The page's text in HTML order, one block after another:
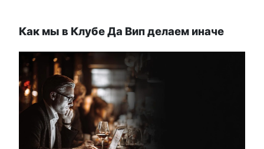
Как мы в Клубе Да Вип делаем иначе